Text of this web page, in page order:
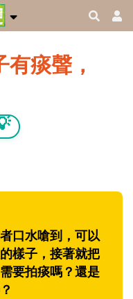
痰聲，
口水嗆到，可以
樣子，接著就把
要拍痰嗎？還是